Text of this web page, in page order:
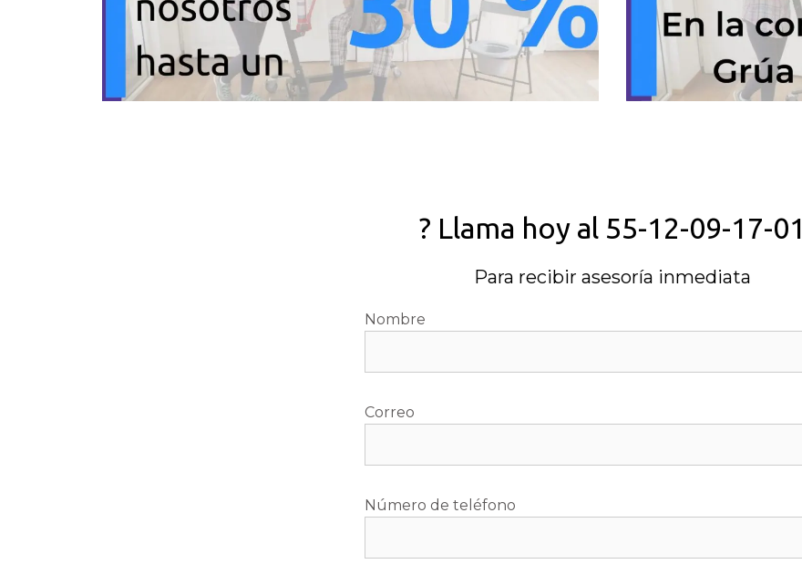
? Llama hoy al 55-12-09-17-01
Para recibir asesoría inmediata
Nombre
Correo
Número de teléfono